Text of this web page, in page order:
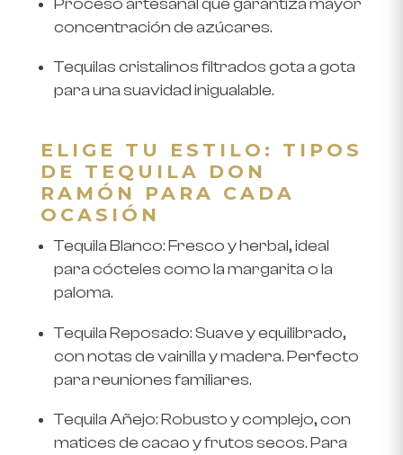
Proceso artesanal que garantiza mayor
concentración de azúcares.
Tequilas cristalinos filtrados gota a gota
para una suavidad inigualable.
ELIGE TU ESTILO: TIPOS
DE TEQUILA DON
RAMÓN PARA CADA
OCASIÓN
Tequila Blanco: Fresco y herbal, ideal
para cócteles como la margarita o la
paloma.
Tequila Reposado: Suave y equilibrado,
con notas de vainilla y madera. Perfecto
para reuniones familiares.
Tequila Añejo: Robusto y complejo, con
matices de cacao y frutos secos. Para